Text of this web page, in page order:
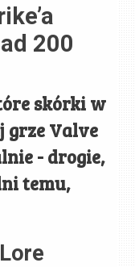
200
skórki w
grze Valve
- drogie,
temu,